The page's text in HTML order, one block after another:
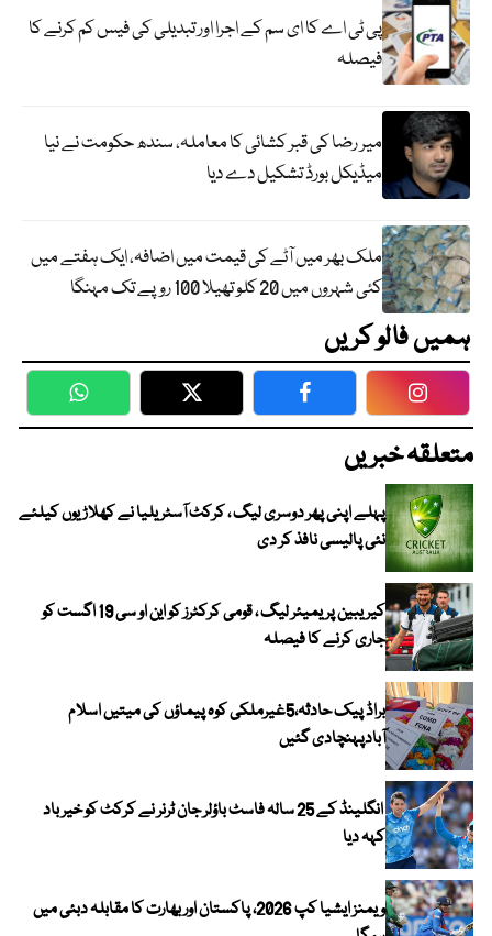
پی ٹی اے کا ای سم کے اجرا اور تبدیلی کی فیس کم کرنے کا
فیصلہ
میر رضا کی قبر کشائی کا معاملہ، سندھ حکومت نے نیا
میڈیکل بورڈ تشکیل دے دیا
ملک بھر میں آٹے کی قیمت میں اضافہ، ایک ہفتے میں
کئی شہروں میں 20 کلو تھیلا 100 روپے تک مہنگا
ہمیں فالو کریں
WhatsApp Twitter Facebook
متعلقہ خبریں
پہلے اپنی پھر دوسری لیگ ، کرکٹ آسٹریلیا نے کھلاڑیوں کیلئے
نئی پالیسی نافذ کر دی
کیریبین پریمیئر لیگ ، قومی کرکٹرز کو این او سی 19 اگست کو
جاری کرنے کا فیصلہ
براڈ پیک حادثہ،5غیرملکی کوہ پیماؤں کی میتیں اسلام
آبادپہنچادی گئیں
انگلینڈ کے 25 سالہ فاسٹ باؤلر جان ٹرنر نے کرکٹ کو خیر باد
کہہ دیا
ویمنز ایشیا کپ 2026، پاکستان اور بھارت کا مقابلہ دبئی میں